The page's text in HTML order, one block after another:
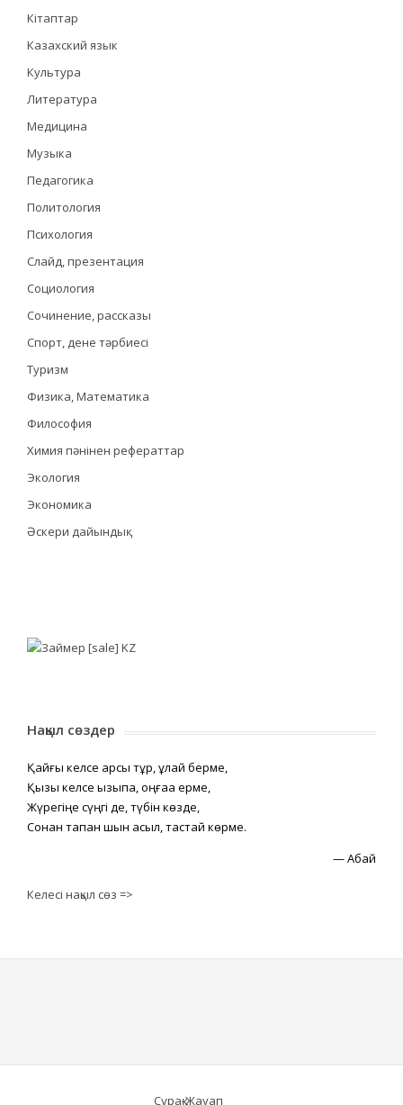
Кітаптар
Казахский язык
Культура
Литература
Медицина
Музыка
Педагогика
Политология
Психология
Слайд, презентация
Социология
Сочинение, рассказы
Спорт, дене тәрбиесі
Туризм
Физика, Математика
Философия
Химия пәнінен рефераттар
Экология
Экономика
Әскери дайындық
Нақыл сөздер
Қайғы келсе қарсы тұр, құлай берме,
Қызық келсе қызықпа, оңғаққа ерме,
Жүрегіңе сүңгі де, түбін көзде,
Сонан тапқан шын асыл, тастай көрме.
—Абай
Келесі нақыл сөз =>
Сұрақ-Жауап